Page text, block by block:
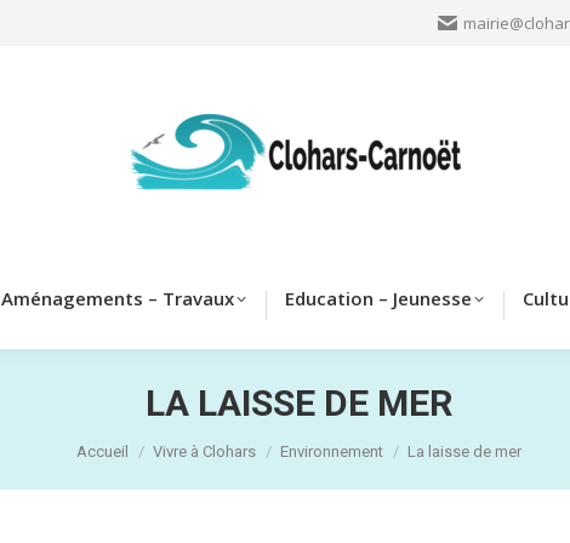
Aménagements – Travaux Education – Jeunesse
LA LAISSE DE MER
Vous êtes ici :
Accueil Vivre à Clohars Environnement La laisse de mer
Education –